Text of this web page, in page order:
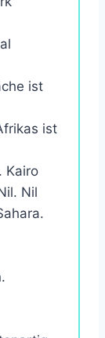
ist
ist
Kairo
Nil